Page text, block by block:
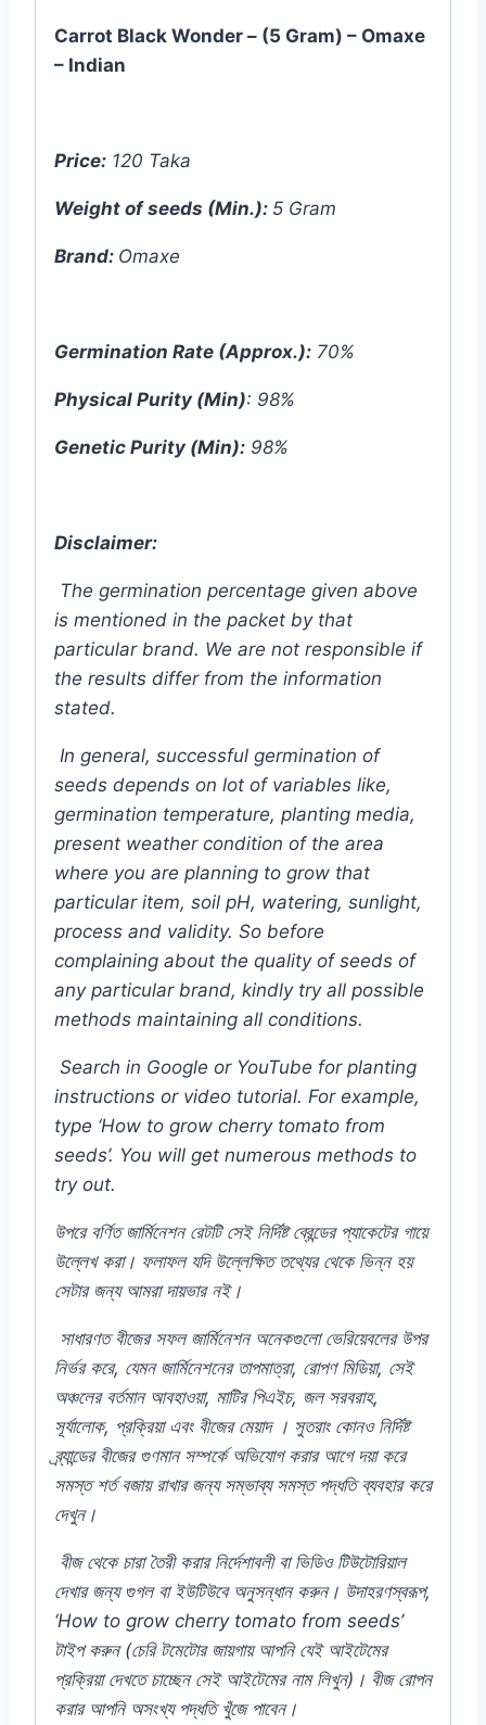
Carrot Black Wonder – (5 Gram) – Omaxe
– Indian
Price: 120 Taka
Weight of seeds (Min.): 5 Gram
Brand: Omaxe
Germination Rate (Approx.): 70%
Physical Purity (Min): 98%
Genetic Purity (Min): 98%
Disclaimer:
The germination percentage given above
is mentioned in the packet by that
particular brand. We are not responsible if
the results differ from the information
stated.
In general, successful germination of
seeds depends on lot of variables like,
germination temperature, planting media,
present weather condition of the area
where you are planning to grow that
particular item, soil pH, watering, sunlight,
process and validity. So before
complaining about the quality of seeds of
any particular brand, kindly try all possible
methods maintaining all conditions.
Search in Google or YouTube for planting
instructions or video tutorial. For example,
type ‘How to grow cherry tomato from
seeds’. You will get numerous methods to
try out.
উপরে বর্ণিত জার্মিনেশন রেটটি সেই নির্দিষ্ট ব্রেন্ডের প্যাকেটের গায়ে
উল্লেখ করা। ফলাফল যদি উল্লেক্ষিত তথ্যের থেকে ভিন্ন হয়
সেটার জন্য আমরা দায়ভার নই।
সাধারণত বীজের সফল জার্মিনেশন অনেকগুলো ভেরিয়েবলের উপর
নির্ভর করে, যেমন জার্মিনেশনের তাপমাত্রা, রোপণ মিডিয়া, সেই
অঞ্চলের বর্তমান আবহাওয়া, মাটির পিএইচ, জল সরবরাহ,
সূর্যালোক, প্রক্রিয়া এবং বীজের মেয়াদ । সুতরাং কোনও নির্দিষ্ট
ব্র্যান্ডের বীজের গুণমান সম্পর্কে অভিযোগ করার আগে দয়া করে
সমস্ত শর্ত বজায় রাখার জন্য সম্ভাব্য সমস্ত পদ্ধতি ব্যবহার করে
দেখুন।
বীজ থেকে চারা তৈরী করার নির্দেশাবলী বা ভিডিও টিউটোরিয়াল
দেখার জন্য গুগল বা ইউটিউবে অনুসন্ধান করুন। উদাহরণস্বরূপ,
‘How to grow cherry tomato from seeds’
টাইপ করুন (চেরি টমেটোর জায়গায় আপনি যেই আইটেমের
প্রক্রিয়া দেখতে চাচ্ছেন সেই আইটেমের নাম লিখুন) । বীজরোপন
করার আপনি অসংখ্য পদ্ধতিখুঁজে পাবেন।